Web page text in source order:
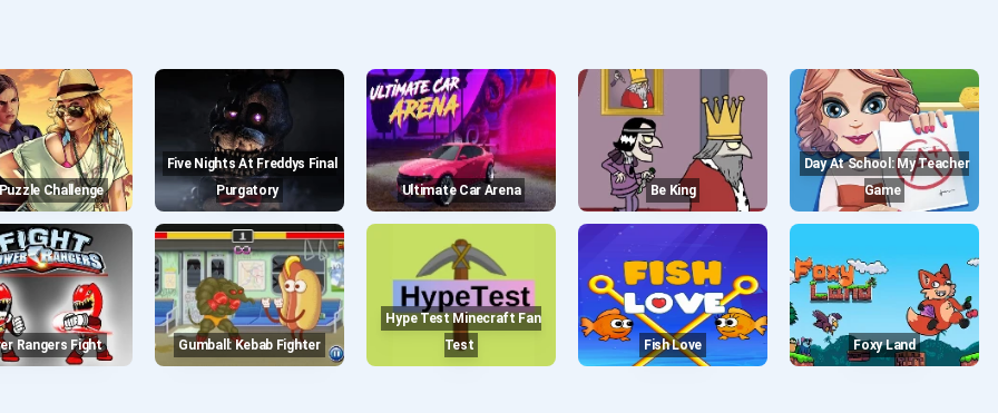
Puzzle Challenge
Five Nights At Freddys Final
Purgatory
Ultimate Car Arena Be King
Day At School: My Teacher
Game
Rangers Fight Gumball: Kebab Fighter
Hype Test Minecraft Fan
Test
Fish Love Foxy Land